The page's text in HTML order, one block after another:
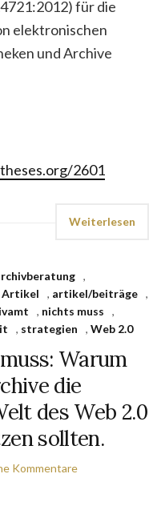
für die
elektronischen
und Archive
2601
Weiterlesen
,
Artikel , artikel/beiträge ,
, nichts muss
,
, strategien , Web 2.0
Warum
die
des Web 2.0
sollten.
Kommentare